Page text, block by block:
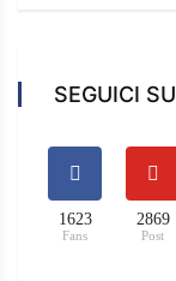
SEGUICI SU
1623
Fans
2869
Post